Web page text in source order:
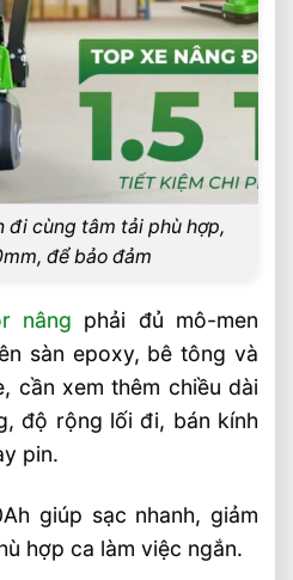
đi cùng tâm tải phù hợp,
để bảo đảm
nâng phải đủ mô-men
sàn epoxy, bê tông và
cần xem thêm chiều dài
độ rộng lối đi, bán kính
pin.
giúp sạc nhanh, giảm
hợp ca làm việc ngắn.